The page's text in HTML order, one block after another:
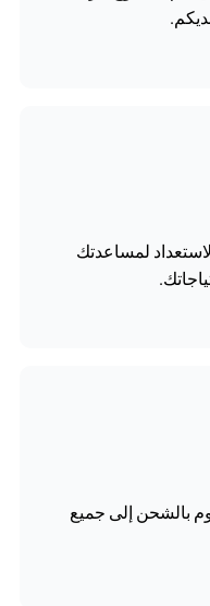
لمساعدتك
بالشحن إلى جميع